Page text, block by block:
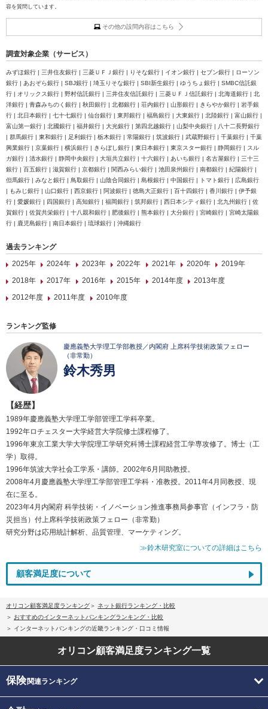
容を質問しています。
その他の設問内容はこちら
調査対象企業（サービス）
みずほ銀行 | 三井住友銀行 | 三菱ＵＦＪ銀行 | りそな銀行 | イオン銀行 | セブン銀行 | ローソン
銀行 | あおぞら銀行 | SBJ銀行 | 埼玉りそな銀行 | SBI新生銀行 | ゆうちょ銀行 | SMBC信託銀
行 | オリックス銀行 | 野村信託銀行 | 三井住友信託銀行 | 三菱ＵＦＪ信託銀行 | 北海道銀行 | 北
洋銀行 | 青森みちのく銀行 | 秋田銀行 | 北都銀行 | 荘内銀行 | 山形銀行 | きらやか銀行 | 岩手銀
行 | 北日本銀行 | 七十七銀行 | 仙台銀行 | 東邦銀行 | 福島銀行 | 大東銀行 | 北陸銀行 | 富山銀行 |
富山第一銀行 | 北國銀行 | 福井銀行 | 大光銀行 | 第四北越銀行 | 山梨中央銀行 | 八十二長野銀行
| 群馬銀行 | 東和銀行 | 足利銀行 | 栃木銀行 | 常陽銀行 | 筑波銀行 | 武蔵野銀行 | 千葉銀行 | 千葉
興業銀行 | 京葉銀行 | 横浜銀行 | きらぼし銀行 | 東日本銀行 | 東京スター銀行 | 静岡銀行 | スル
ガ銀行 | 清水銀行 | 静岡中央銀行 | 大垣共立銀行 | 十六銀行 | あいち銀行 | 名古屋銀行 | 三十三
銀行 | 百五銀行 | 滋賀銀行 | 京都銀行 | 関西みらい銀行 | 池田泉州銀行 | 南都銀行 | 紀陽銀行 |
但馬銀行 | みなと銀行 | 鳥取銀行 | 山陰合同銀行 | 島根銀行 | 中国銀行 | トマト銀行 | 広島銀行
| もみじ銀行 | 山口銀行 | 西京銀行 | 阿波銀行 | 徳島大正銀行 | 百十四銀行 | 香川銀行 | 伊予銀
行 | 愛媛銀行 | 四国銀行 | 高知銀行 | 福岡銀行 | 筑邦銀行 | 西日本シティ銀行 | 北九州銀行 | 佐
賀銀行 | 佐賀共栄銀行 | 十八親和銀行 | 肥後銀行 | 熊本銀行 | 大分銀行 | 宮崎銀行 | 宮崎太陽銀
行 | 鹿児島銀行 | 南日本銀行 | 琉球銀行 | 沖縄銀行
過去ランキング
2025年
2024年 2023年 2022年 2021年 2020年
2019年
2018年
2017年 2016年 2015年 2014年度
2013年度
2012年度
2011年度 2010年度
ランキング監修
慶應義塾大学理工学部教授／内閣府 上席科学技術政策フェロー
（非常勤）
鈴木秀男
【経歴】
1989年慶應義塾大学理工学部管理工学科卒業。
1992年ロチェスター大学経営大学院修士課程修了。
1996年東京工業大学大学院理工学研究科博士課程経営工学専攻修了。博士（工
学）取得。
1996年筑波大学社会工学系・講師。2002年6月同助教授。
2008年4月慶應義塾大学理工学部管理工学科・准教授。2011年4月同教授、現
在に至る。
2023年4月内閣府 科学技術・イノベーション推進事務局参事官（インフラ・防
災担当）付上席科学技術政策フェロー（非常勤）
研究分野は応用統計解析、品質管理、マーケティング。
≫鈴木研究室についての詳細はこちら
顧客満足度について
オリコン顧客満足度ランキング
ネット銀行ランキング・比較
おすすめのインターネットバンキングランキング・比較
インターネットバンキングの近畿ランキング・口コミ情報
オリコン顧客満足度ランキング一覧
保険関連ランキング